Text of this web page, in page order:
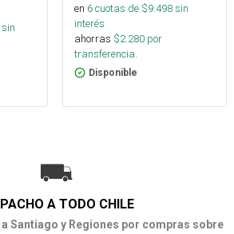
sin
en 6cuotas de $9.498sin
interés
ahorras $2.280 por
transferencia.
Disponible
A TODO CHILE
Santiago y Regiones por compras sobre